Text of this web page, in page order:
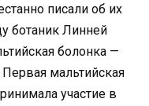
писали об их
ботаник Линней
болонка —
мальтийская
участие в